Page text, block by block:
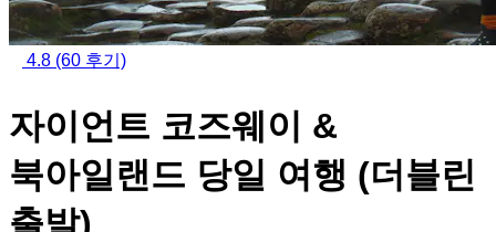
4.8 (60 후기)
자이언트 코즈웨이 &
북아일랜드 당일 여행 (더블린
출발)